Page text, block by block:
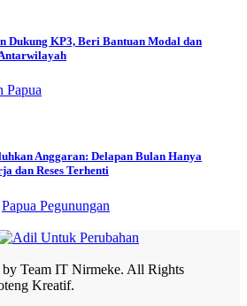
Dukung KP3, Beri Bantuan Modal dan
Papua
Anggaran: Delapan Bulan Hanya
dan Reses Terhenti
Papua Pegunungan
Team IT Nirmeke. All Rights
Kreatif.